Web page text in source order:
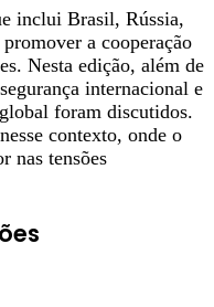
inclui Brasil, Rússia,
a cooperação
Nesta edição, além de
internacional e
foram discutidos.
contexto, onde o
nas tensões